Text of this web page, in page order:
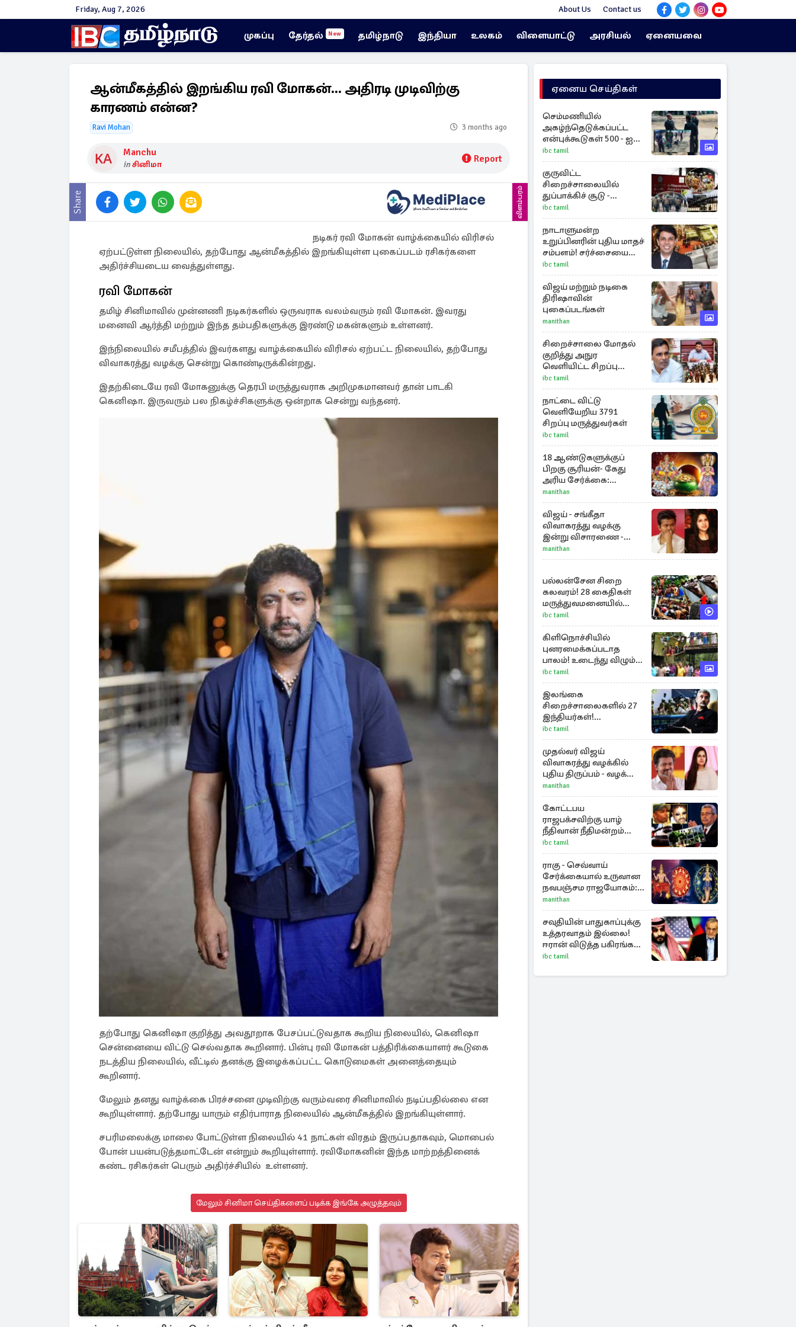
Friday, Aug 7, 2026 About Us Contact us
முகப்பு தேர்தல் New தமிழ்நாடு இந்தியா உலகம் விளையாட்டு அரசியல் ஏனையவை
ஆன்மீகத்தில் இறங்கிய ரவி மோகன்... அதிரடி முடிவிற்கு
காரணம் என்ன?
Ravi Mohan 3 months ago
Manchu
inசினிமா Report
Share விளம்பரம்
நடிகர் ரவி மோகன் வாழ்க்கையில் விரிசல்
ஏற்பட்டுள்ள நிலையில், தற்போது ஆன்மீகத்தில் இறங்கியுள்ள புகைப்படம் ரசிகர்களை
அதிர்ச்சியடைய வைத்துள்ளது.
ரவி மோகன்
தமிழ் சினிமாவில் முன்னணி நடிகர்களில் ஒருவராக வலம்வரும் ரவி மோகன். இவரது
மனைவி ஆர்த்தி மற்றும் இந்த தம்பதிகளுக்கு இரண்டு மகன்களும் உள்ளனர்.
இந்நிலையில் சமீபத்தில் இவர்களது வாழ்க்கையில் விரிசல் ஏற்பட்ட நிலையில், தற்போது
விவாகரத்து வழக்கு சென்று கொண்டிருக்கின்றது.
இதற்கிடையே ரவி மோகனுக்கு தெரபி மருத்துவராக அறிமுகமானவர் தான் பாடகி
கெனிஷா. இருவரும் பல நிகழ்ச்சிகளுக்கு ஒன்றாக சென்று வந்தனர்.
தற்போது கெனிஷா குறித்து அவதூறாக பேசப்பட்டுவதாக கூறிய நிலையில், கெனிஷா
சென்னையை விட்டு செல்வதாக கூறினார். பின்பு ரவி மோகன் பத்திரிக்கையாளர் கூடுகை
நடத்திய நிலையில், வீட்டில் தனக்கு இழைக்கப்பட்ட கொடுமைகள் அனைத்தையும்
கூறினார்.
மேலும் தனது வாழ்க்கை பிரச்சனை முடிவிற்கு வரும்வரை சினிமாவில் நடிப்பதில்லை என
கூறியுள்ளார். தற்போது யாரும் எதிர்பாராத நிலையில் ஆன்மீகத்தில் இறங்கியுள்ளார்.
சபரிமலைக்கு மாலை போட்டுள்ள நிலையில் 41 நாட்கள் விரதம் இருப்பதாகவும், மொபைல்
போன் பயன்படுத்தமாட்டேன் என்றும் கூறியுள்ளார். ரவிமோகனின் இந்த மாற்றத்தினைக்
கண்ட ரசிகர்கள் பெரும் அதிர்ச்சியில் உள்ளனர்.
மேலும் சினிமா செய்திகளைப் படிக்க இங்கே அழுத்தவும்
ஏனைய செய்திகள்
செம்மணியில்
அகழ்ந்தெடுக்கப்பட்ட
என்புக்கூடுகள் 500 - ஐ
தாண்டியது
ibc tamil
குருவிட்ட
சிறைச்சாலையில்
துப்பாக்கிச் சூடு -
நீதியமைச்சரின்
அறிவிப்பு
ibc tamil
நாடாளுமன்ற
உறுப்பினரின் புதிய மாதச்
சம்பளம்! சர்ச்சையை
கிளப்பிய அர்ச்சுனாவின்
அறிக்கை
ibc tamil
விஜய் மற்றும் நடிகை
திரிஷாவின்
புகைப்படங்கள்
manithan
சிறைச்சாலை மோதல்
குறித்து அநுர
வெளியிட்ட சிறப்பு
அறிக்கை
ibc tamil
நாட்டை விட்டு
வெளியேறிய 3791
சிறப்பு மருத்துவர்கள்
ibc tamil
18 ஆண்டுகளுக்குப்
பிறகு சூரியன்- கேது
அரிய சேர்க்கை:
அதிர்ஷ்டம் பெறும் 3
ராசிகள்!
manithan
விஜய் - சங்கீதா
விவாகரத்து வழக்கு
இன்று விசாரணை -
காணொளி மூலம்
ஆஜராக வாய்ப்பு
manithan
பல்லன்சேன சிறை
கலவரம்! 28 கைதிகள்
மருத்துவமனையில்
அனுமதி
ibc tamil
கிளிநொச்சியில்
புனரமைக்கப்படாத
பாலம்! உடைந்து விழும்
நிலையில் மக்கள்
போராட்டம்
ibc tamil
இலங்கை
சிறைச்சாலைகளில் 27
இந்தியர்கள்!
அச்சநிலையை
மையப்படுத்தி
ஜெயசங்கர் அறிக்கை
ibc tamil
முதல்வர் விஜய்
விவாகரத்து வழக்கில்
புதிய திருப்பம் - வழக்கை
வாபஸ் பெற்ற சங்கீதா!
manithan
கோட்டபய
ராஜபக்சவிற்கு யாழ்
நீதிவான் நீதிமன்றம்
பிறப்பித்த விசேட
உத்தரவு!
ibc tamil
ராகு - செவ்வாய்
சேர்க்கையால் உருவான
நவபஞ்சம ராஜயோகம்:
அதிர்ஷ்டம் பெறும் 3
ராசிகள்!
manithan
சவுதியின் பாதுகாப்புக்கு
உத்தரவாதம் இல்லை!
ஈரான் விடுத்த பகிரங்க
எச்சரிக்கை
ibc tamil